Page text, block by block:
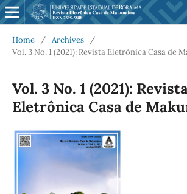
Home / Archives
/
Vol. 3 No. 1 (2021): Revista Eletrônica Casa de
Vol. 3 No. 1 (2021):
Eletrônica Casa de